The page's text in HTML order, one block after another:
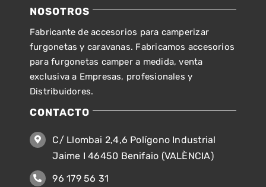
NOSOTROS
Fabricante de accesorios para camperizar
furgonetas y caravanas. Fabricamos accesorios
para furgonetas camper a medida, venta
exclusiva a Empresas, profesionales y
Distribuidores.
CONTACTO
C/ Llombai 2,4,6 Polígono Industrial
Jaime I 46450 Benifaio (VALÈNCIA)
96 179 56 31